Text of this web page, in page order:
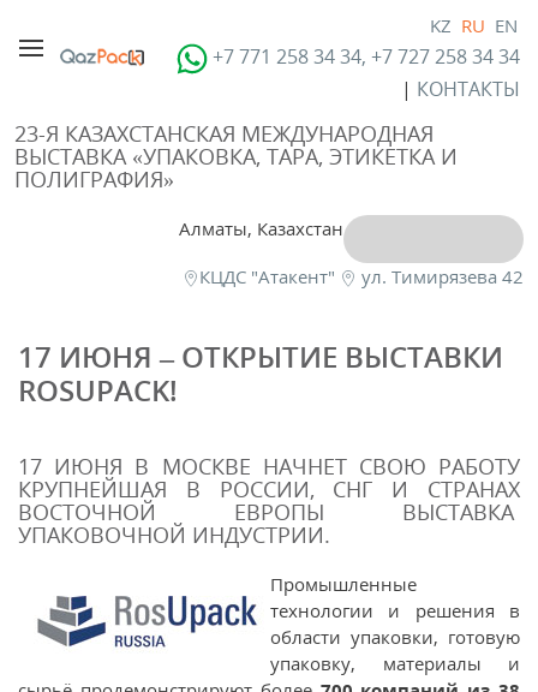
KZ RU EN
+7 771 258 34 34, +7 727 258 34 34
| КОНТАКТЫ
23-Я КАЗАХСТАНСКАЯ МЕЖДУНАРОДНАЯ
ВЫСТАВКА «УПАКОВКА, ТАРА, ЭТИКЕТКА И
ПОЛИГРАФИЯ»
Алматы, Казахстан
КЦДС "Атакент"
ул. Тимирязева 42
17 ИЮНЯ – ОТКРЫТИЕ ВЫСТАВКИ
ROSUPACK!
17 ИЮНЯ В МОСКВЕ НАЧНЕТ СВОЮ РАБОТУ
КРУПНЕЙШАЯ В РОССИИ, СНГ И СТРАНАХ
ВОСТОЧНОЙ ЕВРОПЫ ВЫСТАВКА
УПАКОВОЧНОЙ ИНДУСТРИИ.
Промышленные
технологии и решения в
области упаковки, готовую
упаковку, материалы и